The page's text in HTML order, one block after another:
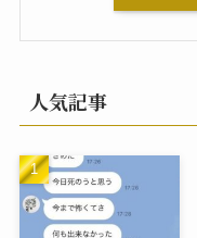
人気記事